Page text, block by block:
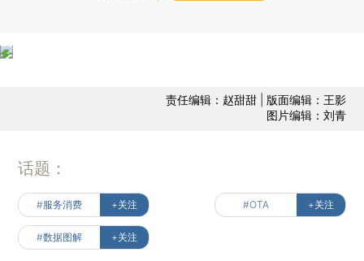
责任编辑：赵甜甜 | 版面编辑：王影
图片编辑：刘青
话题：
#服务消费 +关注 #OTA +关注
#数据图解 +关注